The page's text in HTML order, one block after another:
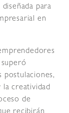
para
en
postulaciones,
creatividad
de